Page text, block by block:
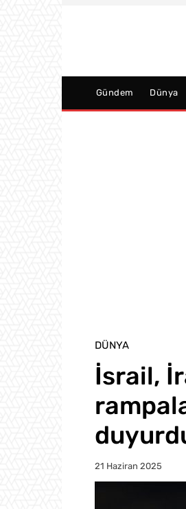
Gündem Dünya
DÜNYA
İsrail,
21 Haziran 2025